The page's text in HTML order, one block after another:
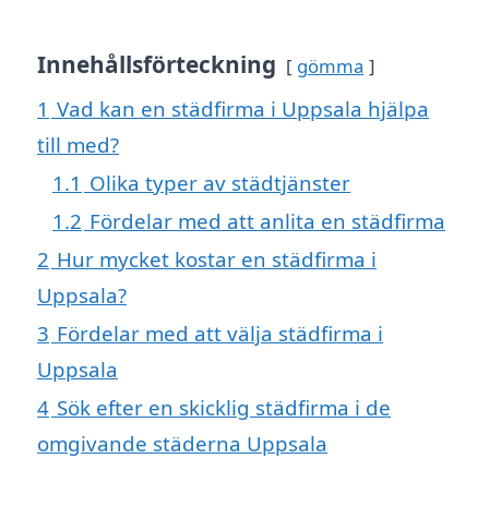
Innehållsförteckning gömma
1 Vad kan en städfirma i Uppsala hjälpa
till med?
1.1 Olika typer av städtjänster
1.2 Fördelar med att anlita en städfirma
2 Hur mycket kostar en städfirma i
Uppsala?
3 Fördelar med att välja städfirma i
Uppsala
4 Sök efter en skicklig städfirma i de
omgivande städerna Uppsala